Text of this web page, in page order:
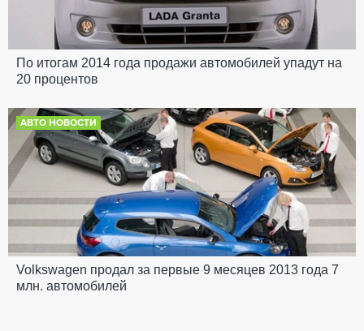
По итогам 2014 года продажи автомобилей упадут на
20 процентов
АВТО НОВОСТИ
Volkswagen продал за первые 9 месяцев 2013 года 7
млн. автомобилей